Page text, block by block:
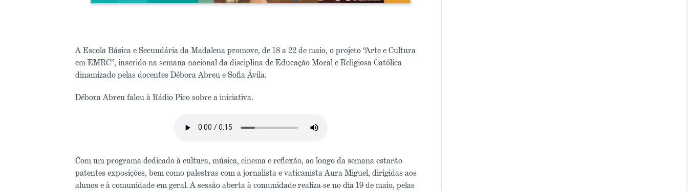
A Escola Básica e Secundária da Madalena promove, de 18 a 22 de maio, o projeto “Arte e Cultura
em EMRC”, inserido na semana nacional da disciplina de Educação Moral e Religiosa Católica
dinamizado pelas docentes Débora Abreu e Sofia Ávila.
Débora Abreu falou à Rádio Pico sobre a iniciativa.
Com um programa dedicado à cultura, música, cinema e reflexão, ao longo da semana estarão
patentes exposições, bem como palestras com a jornalista e vaticanista Aura Miguel, dirigidas aos
alunos e à comunidade em geral. A sessão aberta à comunidade realiza-se no dia 19 de maio, pelas